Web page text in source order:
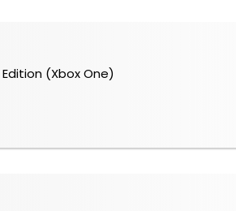
(Xbox One)